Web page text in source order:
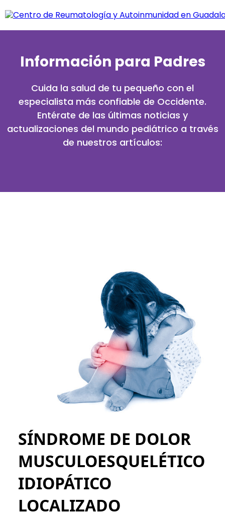
Información para Padres
Cuida la salud de tu pequeño con el
especialista más confiable de Occidente.
Entérate de las últimas noticias y
actualizaciones del mundo pediátrico a través
de nuestros artículos:
SÍNDROME DE DOLOR
MUSCULOESQUELÉTICO
IDIOPÁTICO
LOCALIZADO